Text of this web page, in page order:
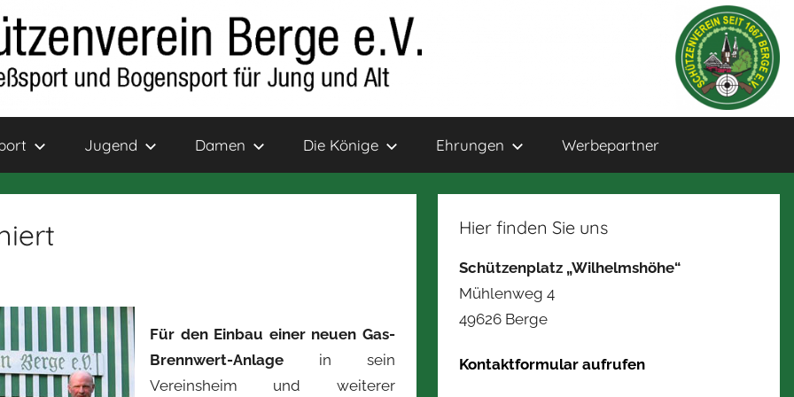
Jugend Damen Die Könige Ehrungen Werbepartner
Für den Einbau einer neuen Gas-
Brennwert-Anlage in sein
Vereinsheim und weiterer
Hier finden Sie uns
Schützenplatz „Wilhelmshöhe“
Mühlenweg 4
49626 Berge
Kontaktformular aufrufen